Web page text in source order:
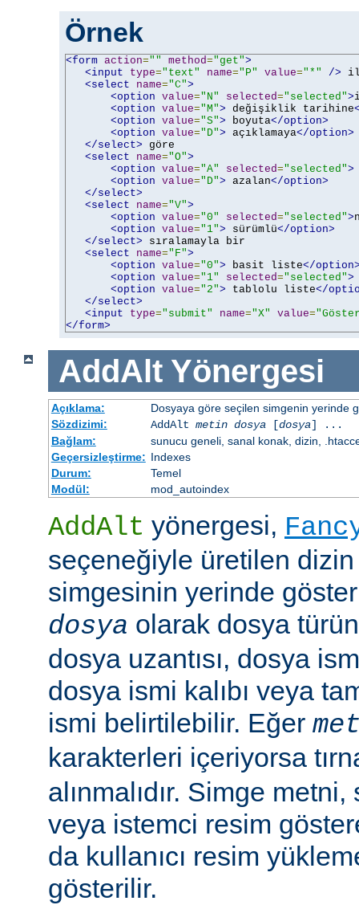
Örnek
<form action="" method="get">
<input
type="text" name="P" value="*" />
<select
name="C">
<option value="N" selected="selected">
<option value="M"> değişiklik tarihine
<option value="S"> boyuta</option>
<option value="D"> açıklamaya</option>
</select> göre
<select
name="O">
<option value="A" selected="selected">
<option value="D"> azalan</option>
</select>
<select
name="V">
<option value="0" selected="selected">
<option value="1"> sürümlü</option>
</select> sıralamayla bir
<select
name="F">
<option value="0"> basit liste</
<option value="1" selected="selected">
<option value="2"> tablolu liste</
</select>
<input
type="submit" name="X" value=
</form>
AddAlt Yönergesi
Açıklama:
Dosyaya göre seçilen simgenin yerinde
Sözdizimi:
AddAlt metin dosya[dosya] ...
Bağlam:
sunucu geneli, sanal konak, dizin,
Geçersizleştirme: Indexes
Durum:
Temel
Modül:
mod_autoindex
AddAlt yönergesi,
seçeneğiyle üretilen
simgesinin yerinde
dosya olarak dosya
dosya uzantısı, dosya
dosya ismi kalıbı veya
ismi belirtilebilir. Eğer
karakterleri içeriyorsa
alınmalıdır. Simge
veya istemci resim
da kullanıcı resim
gösterilir.